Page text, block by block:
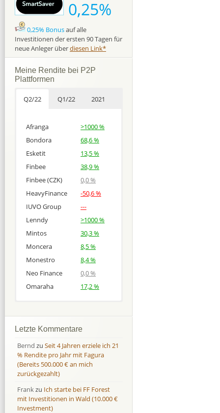
0,25%
0,25% Bonusauf alle
Investitionen der ersten 90 Tagen für
neue Anleger überdiesen Link*
Meine Rendite bei P2P
Plattformen
Q2/22 Q1/22 2021
Afranga
>1000 %
Bondora
68,6 %
Esketit
13,5 %
Finbee
38,9 %
Finbee (CZK)
0,0 %
HeavyFinance
-50,6 %
IUVO Group
---
Lenndy
>1000 %
Mintos
30,3 %
Moncera
8,5 %
Monestro
8,4 %
Neo Finance
0,0 %
Omaraha
17,2 %
Bondora
Finbee
43,2%
Finbee (CZK)
0,0 %
HeavyFinance
IUVO Group
-32,2 %
Lenndy
-314,6 %
Bondora
Finbee
35,2%
Finbee (CZK)
0,0 %
HeavyFinance
IUVO Group
-55,0 %
Lenndy
146,5 %
Letzte Kommentare
Bernd zu Seit 4 Jahren erziele ich 21
% Rendite pro Jahr mit Fagura
(Bereits 500.000 € an mich
zurückgezahlt)
Frankzu Ich starte bei FF Forest
mit Investitionen in Wald (10.000 €
Investment)